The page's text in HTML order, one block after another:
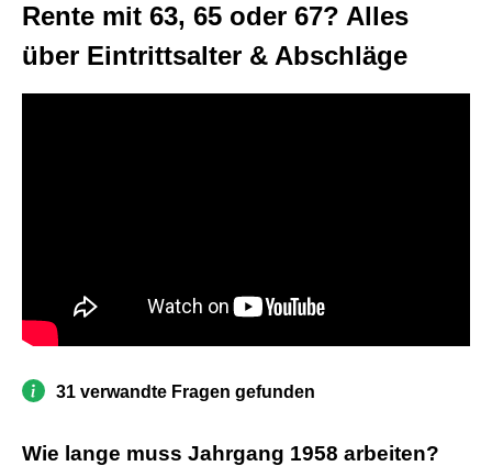
Rente mit 63, 65 oder 67? Alles
über Eintrittsalter & Abschläge
31 verwandte Fragen gefunden
Wie lange muss Jahrgang 1958 arbeiten?